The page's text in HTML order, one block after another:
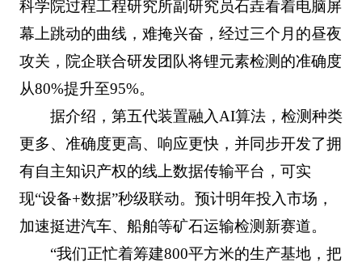
科学院过程工程研究所副研究员石垚看着电脑屏
幕上跳动的曲线，难掩兴奋，经过三个月的昼夜
攻关，院企联合研发团队将锂元素检测的准确度
从80%提升至95%。
据介绍，第五代装置融入AI算法，检测种类
更多、准确度更高、响应更快，并同步开发了拥
有自主知识产权的线上数据传输平台，可实
现“设备+数据”秒级联动。预计明年投入市场，
加速挺进汽车、船舶等矿石运输检测新赛道。
“我们正忙着筹建800平方米的生产基地，把